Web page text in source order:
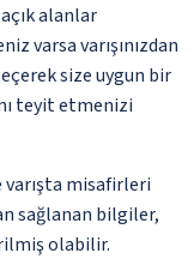
alanlar
varsa varışınızdan
size uygun bir
teyit etmenizi
varışta misafirleri
sağlanan bilgiler,
olabilir.